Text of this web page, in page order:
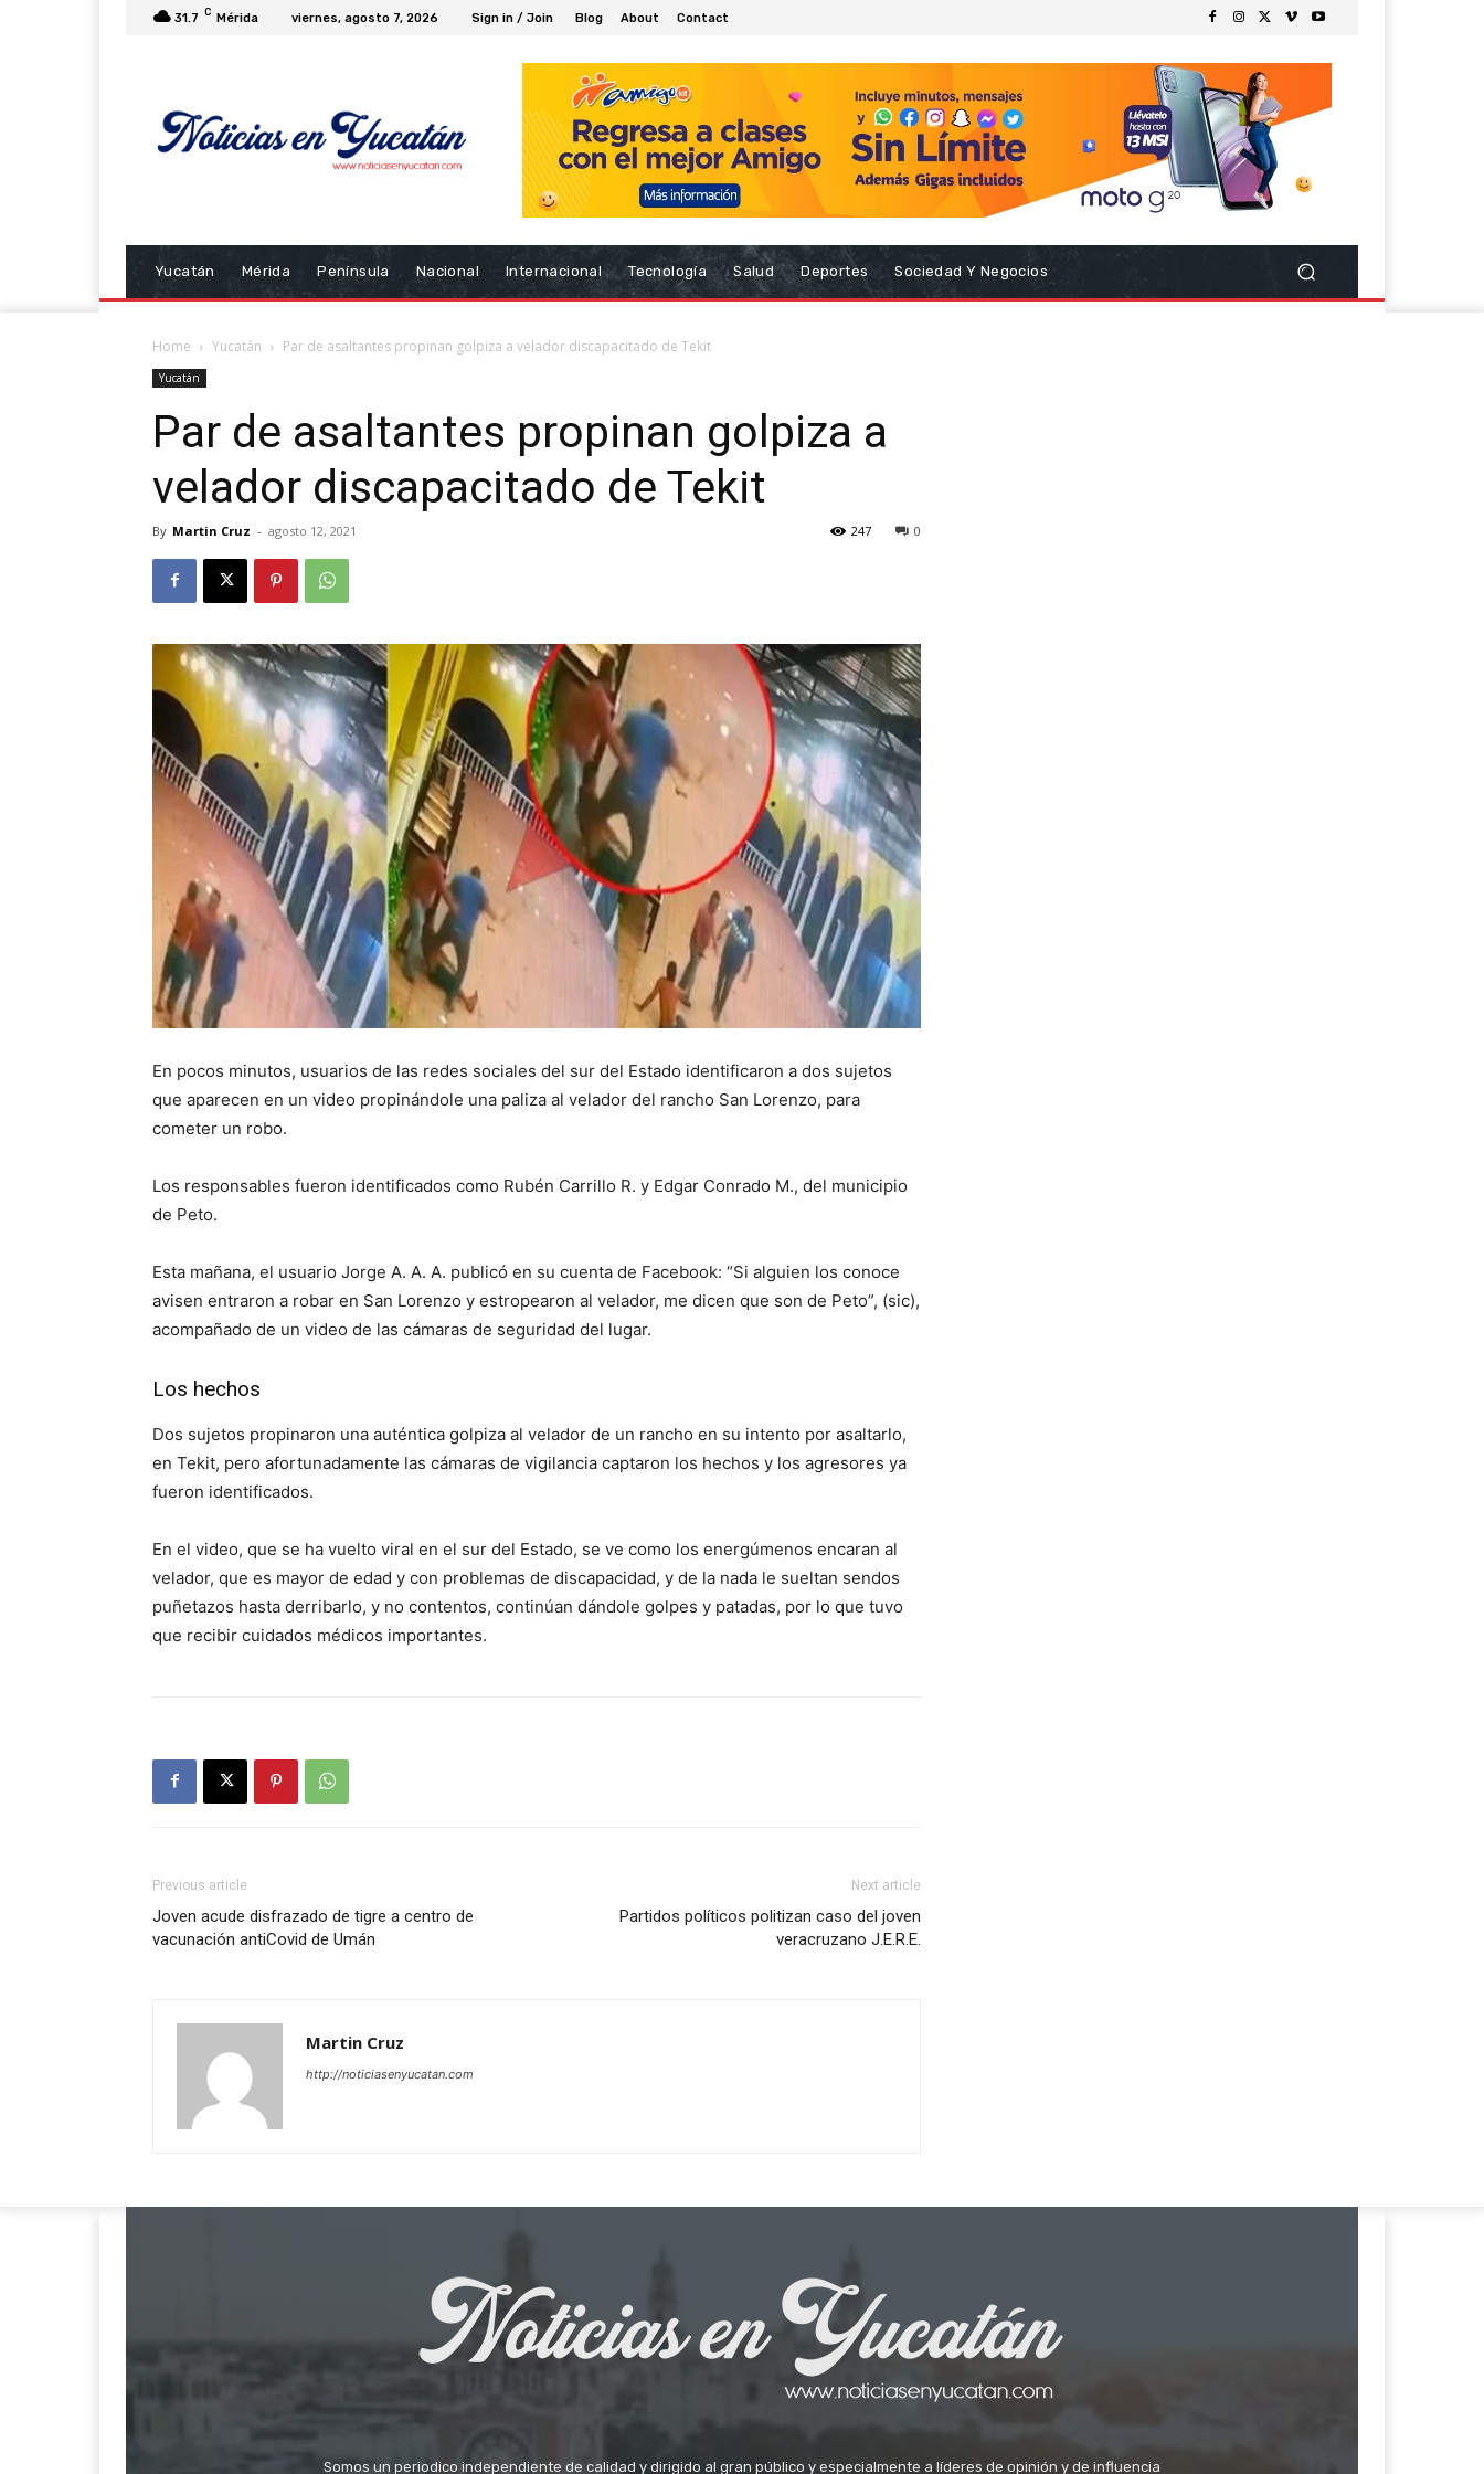
31.7 C Mérida viernes, agosto 7, 2026 Sign in / Join Blog About Contact
Yucatán Mérida Península Nacional Internacional Tecnología Salud Deportes Sociedad Y Negocios
Home Yucatán Par de asaltantes propinan golpiza a velador discapacitado de Tekit
Yucatán
Par de asaltantes propinan golpiza a
velador discapacitado de Tekit
By Martin Cruz - agosto 12, 2021 0
247
En pocos minutos, usuarios de las redes sociales del sur del Estado identificaron a dos sujetos
que aparecen en un video propinándole una paliza al velador del rancho San Lorenzo, para
cometer un robo.
Los responsables fueron identificados como Rubén Carrillo R. y Edgar Conrado M., del municipio
de Peto.
Esta mañana, el usuario Jorge A. A. A. publicó en su cuenta de Facebook: “Si alguien los conoce
avisen entraron a robar en San Lorenzo y estropearon al velador, me dicen que son de Peto”, (sic),
acompañado de un video de las cámaras de seguridad del lugar.
Los hechos
Dos sujetos propinaron una auténtica golpiza al velador de un rancho en su intento por asaltarlo,
en Tekit, pero afortunadamente las cámaras de vigilancia captaron los hechos y los agresores ya
fueron identificados.
En el video, que se ha vuelto viral en el sur del Estado, se ve como los energúmenos encaran al
velador, que es mayor de edad y con problemas de discapacidad, y de la nada le sueltan sendos
puñetazos hasta derribarlo, y no contentos, continúan dándole golpes y patadas, por lo que tuvo
que recibir cuidados médicos importantes.
Previous article
Joven acude disfrazado de tigre a centro de
vacunación antiCovid de Umán
Next article
Partidos políticos politizan caso del joven
veracruzano J.E.R.E.
Martin Cruz
http://noticiasenyucatan.com
Somos un periodico independiente de calidad y dirigido al gran público y especialmente a líderes de opinión y de influencia